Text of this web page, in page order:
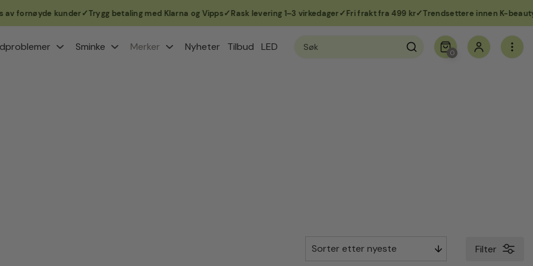
kunder Trygg betaling med Klarna og Vipps Rask levering 1–3 virkedager Fri frakt fra 499 kr Trendsettere innen K-beauty i
Sminke Merker Nyheter Tilbud LED
Søk
etter:
0
Filter